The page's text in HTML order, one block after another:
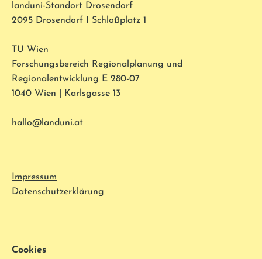
landuni-Standort Drosendorf
2095 Drosendorf I Schloßplatz 1
TU Wien
Forschungsbereich Regionalplanung und
Regionalentwicklung E 280-07
1040 Wien | Karlsgasse 13
hallo@landuni.at
Impressum
Datenschutzerklärung
Cookies